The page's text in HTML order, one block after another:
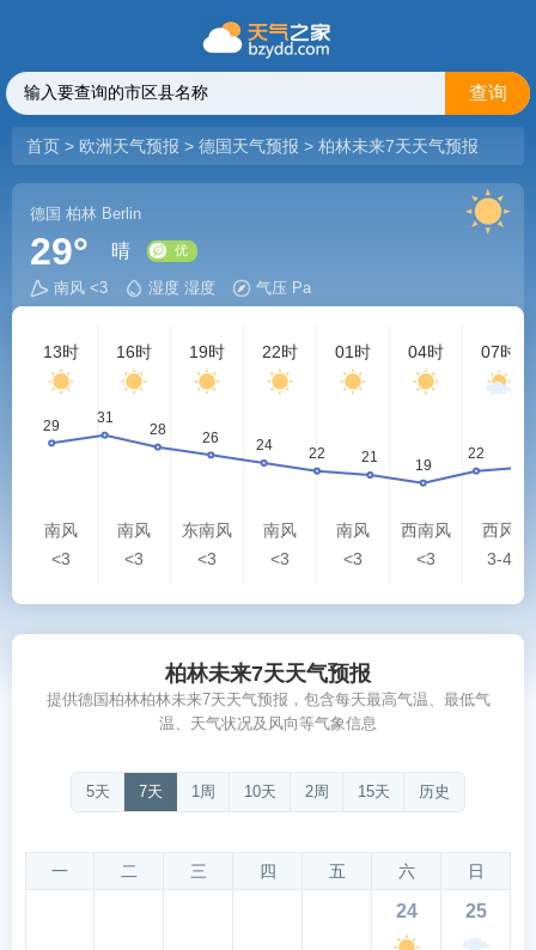
查询
首页 > 欧洲天气预报 > 德国天气预报 > 柏林未来7天天气预报
德国 柏林 Berlin
29° 晴
南风 <3 湿度 湿度 气压 Pa
13时
南风
<3
16时
南风
<3
19时
东南风
<3
22时
南风
<3
01时
南风
<3
04时
西南风
<3
07时
西风
3-4
柏林未来7天天气预报
提供德国柏林柏林未来7天天气预报，包含每天最高气温、最低气
温、天气状况及风向等气象信息
5天 7天 1周 10天 2周 15天 历史
一 二 三 四 五 六 日
24 25